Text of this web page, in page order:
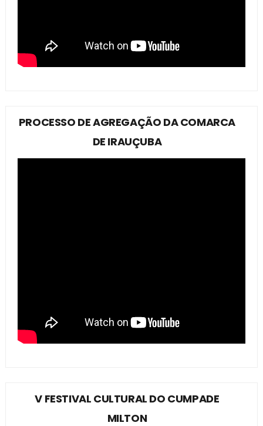
PROCESSO DE AGREGAÇÃO DA COMARCA
DE IRAUÇUBA
V FESTIVAL CULTURAL DO CUMPADE
MILTON